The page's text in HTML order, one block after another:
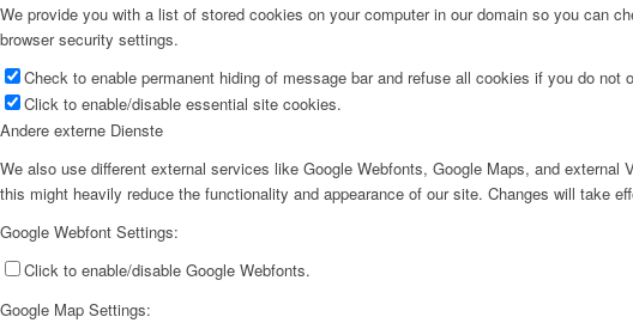
We provide you with a list of stored cookies on your computer in our domain so you can
browser security settings.
Check to enable permanent hiding of message bar and refuse all cookies if you do
Click to enable/disable essential site cookies.
Andere externe Dienste
We also use different external services like Google Webfonts, Google Maps, and
this might heavily reduce the functionality and appearance of our site. Changes will take
Google Webfont Settings:
Click to enable/disable Google Webfonts.
Google Map Settings: